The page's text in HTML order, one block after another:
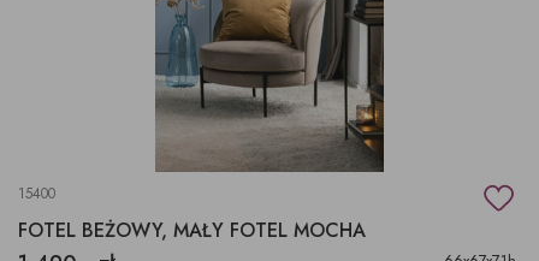
15400
FOTEL BEŻOWY, MAŁY FOTEL MOCHA